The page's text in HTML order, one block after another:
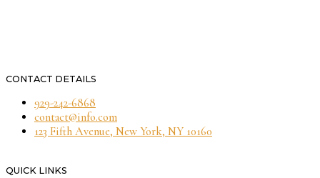
CONTACT DETAILS
929-242-6868
contact@info.com
123 Fifth Avenue, New York, NY 10160
QUICK LINKS